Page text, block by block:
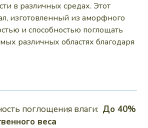
в различных средах. Этот
изготовленный из аморфного
и способностью поглощать
различных областях благодаря
поглощения влаги: До 40%
веса